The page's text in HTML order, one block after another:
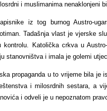
i muslimanima nenaklonjeni
iz tog burnog Austro-
Tadašnja vlast je vjerske
kontrolu. Katolička crkva u
stanovništva i imala je golemi
propaganda u to vrijeme bila je
i milosrdnih sestara, a
i odveli je u nepoznatom